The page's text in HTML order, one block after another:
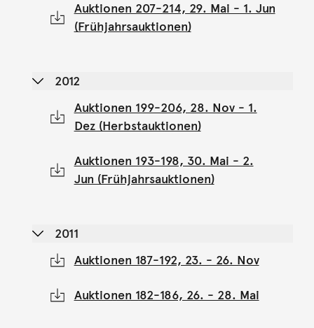
Auktionen 207-214, 29. Mai - 1. Jun
(Frühjahrsauktionen)
2012
Auktionen 199-206, 28. Nov - 1.
Dez (Herbstauktionen)
Auktionen 193-198, 30. Mai - 2.
Jun (Frühjahrsauktionen)
2011
Auktionen 187-192, 23. - 26. Nov
Auktionen 182-186, 26. - 28. Mai